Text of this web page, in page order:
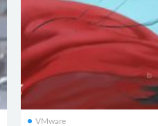
VMware